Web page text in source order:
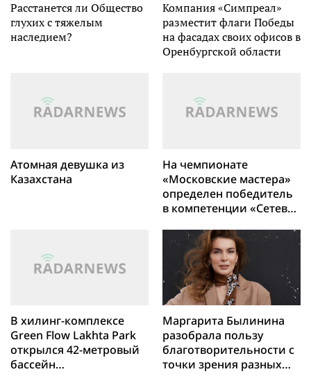
Расстанется ли Общество
глухих с тяжелым
наследием?
Компания «Симпреал»
разместит флаги Победы
на фасадах своих офисов в
Оренбургской области
Атомная девушка из
Казахстана
На чемпионате
«Московские мастера»
определен победитель
в компетенции «Сетевое
администрирование»
В хилинг-комплексе
Green Flow Lakhta Park
открылся 42-метровый
бассейн
Маргарита Былинина
разобрала пользу
благотворительности с
точки зрения разных